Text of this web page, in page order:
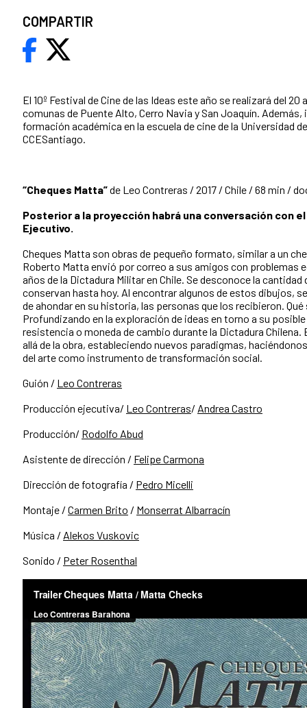
El 10º Festival de Cine de las Ideas este año se realizará del 20
comunas de Puente Alto, Cerro Navia y San Joaquín.
formación académica en la escuela de cine de la Universidad
CCESantiago.
“Cheques Matta”de Leo Contreras / 2017 / Chile / 68 min /
Posterior a la proyección habrá una conversación con
Ejecutivo.
Cheques Matta son obras de pequeño formato, similar a un
Roberto Matta envió por correo a sus amigos con problemas
años de la Dictadura Militar en Chile. Se desconoce la
conservan hasta hoy. Al encontrar algunos de estos dibujos,
de ahondar en su historia, las personas que los recibieron.
Profundizando en la exploración de ideas en torno a su
resistencia o moneda de cambio durante la Dictadura Chilena.
allá de la obra, estableciendo nuevos paradigmas,
del arte como instrumento de transformación social.
Guión / Leo Contreras
Producción ejecutiva/ Leo Contreras/ Andrea Castro
Producción/ Rodolfo Abud
Asistente de dirección / Felipe Carmona
Dirección de fotografía / Pedro Micelli
Montaje / Carmen Brito / Monserrat Albarracín
Música / Alekos Vuskovic
Sonido / Peter Rosenthal
COMPARTIR